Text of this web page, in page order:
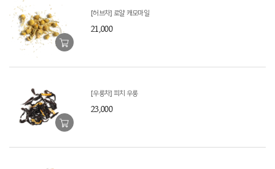
[허브차] 로얄 캐모마일
21,000
[우롱차] 피치 우롱
23,000